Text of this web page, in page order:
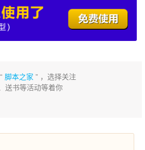
脚本之家 ” ，选择关注
送书等活动等着你